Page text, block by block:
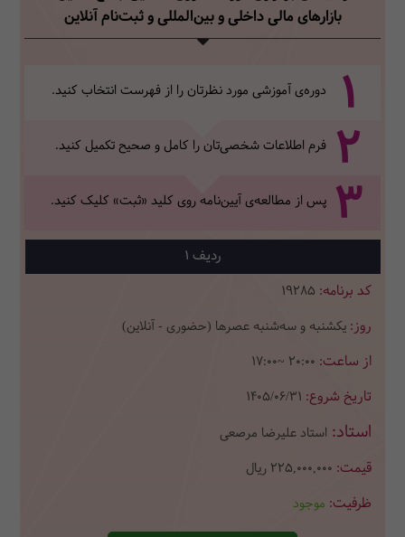
بازارهای مالی داخلی و بین‌المللیو ثبت‌نام آنلاین
1 دوره‌ی آموزشی مورد نظرتان را از فهرست انتخاب کنید.
2 فرم اطلاعات شخصی‌تان‌ را کامل و صحیح تکمیل کنید.
3 پس از مطالعه‌ی آیین‌نامه روی کلید «ثبت» کلیک کنید.
1
19285
یکشنبه و سه‌شنبه عصرها (حضوری - آنلاین)
17:00~ 20:00
1405/06/31
استاد علیرضا مرصعی
225,000,000 ریال
موجود